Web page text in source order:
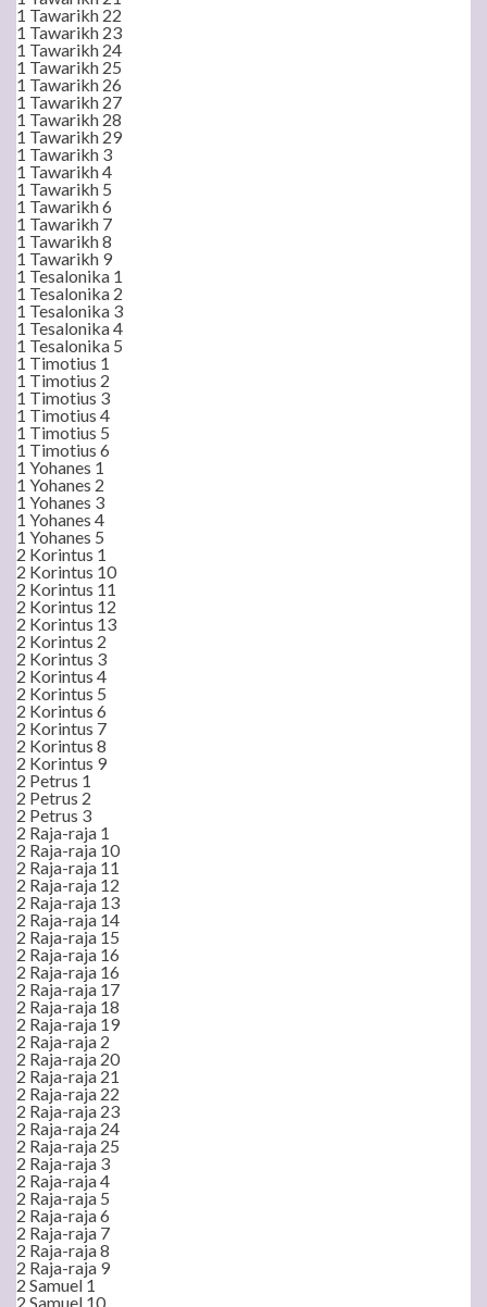
1 Tawarikh 22
1 Tawarikh 23
1 Tawarikh 24
1 Tawarikh 25
1 Tawarikh 26
1 Tawarikh 27
1 Tawarikh 28
1 Tawarikh 29
1 Tawarikh 3
1 Tawarikh 4
1 Tawarikh 5
1 Tawarikh 6
1 Tawarikh 7
1 Tawarikh 8
1 Tawarikh 9
1 Tesalonika 1
1 Tesalonika 2
1 Tesalonika 3
1 Tesalonika 4
1 Tesalonika 5
1 Timotius 1
1 Timotius 2
1 Timotius 3
1 Timotius 4
1 Timotius 5
1 Timotius 6
1 Yohanes 1
1 Yohanes 2
1 Yohanes 3
1 Yohanes 4
1 Yohanes 5
2 Korintus 1
2 Korintus 10
2 Korintus 11
2 Korintus 12
2 Korintus 13
2 Korintus 2
2 Korintus 3
2 Korintus 4
2 Korintus 5
2 Korintus 6
2 Korintus 7
2 Korintus 8
2 Korintus 9
2 Petrus 1
2 Petrus 2
2 Petrus 3
2 Raja-raja 1
2 Raja-raja 10
2 Raja-raja 11
2 Raja-raja 12
2 Raja-raja 13
2 Raja-raja 14
2 Raja-raja 15
2 Raja-raja 16
2 Raja-raja 16
2 Raja-raja 17
2 Raja-raja 18
2 Raja-raja 19
2 Raja-raja 2
2 Raja-raja 20
2 Raja-raja 21
2 Raja-raja 22
2 Raja-raja 23
2 Raja-raja 24
2 Raja-raja 25
2 Raja-raja 3
2 Raja-raja 4
2 Raja-raja 5
2 Raja-raja 6
2 Raja-raja 7
2 Raja-raja 8
2 Raja-raja 9
2 Samuel 1
2 Samuel 10